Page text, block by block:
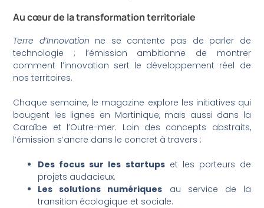
Au cœur de la transformation territoriale
Terre d’Innovation ne se contente pas de parler de
technologie ; l’émission ambitionne de montrer
comment l’innovation sert le développement réel de
nos territoires.
Chaque semaine, le magazine explore les initiatives qui
bougent les lignes en Martinique, mais aussi dans la
Caraïbe et l’Outre-mer. Loin des concepts abstraits,
l’émission s’ancre dans le concret à travers :
Des focus sur les startupset les porteurs de
projets audacieux.
Les solutions numériques au service de la
transition écologique et sociale.